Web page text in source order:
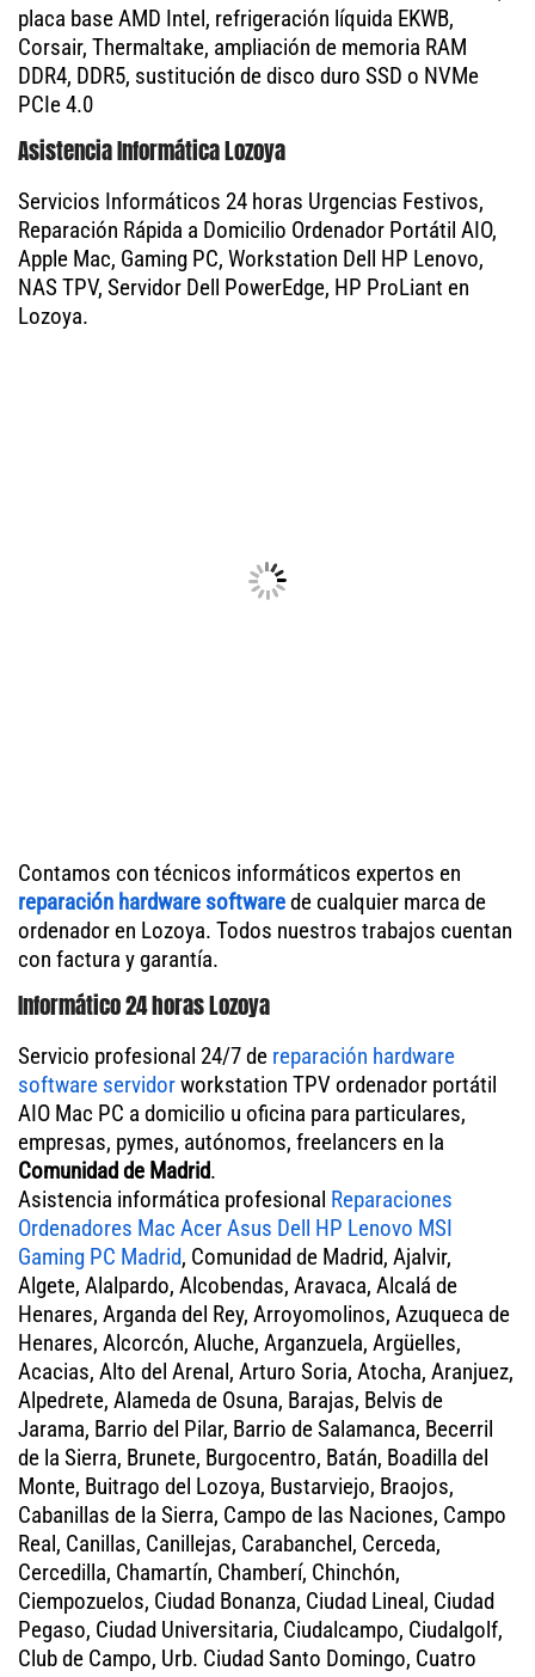
placa base AMD Intel, refrigeración líquida EKWB,
Corsair, Thermaltake, ampliación de memoria RAM
DDR4, DDR5, sustitución de disco duro SSD o NVMe
PCIe 4.0
Asistencia Informática Lozoya
Servicios Informáticos 24 horas Urgencias Festivos,
Reparación Rápida a Domicilio Ordenador Portátil AIO,
Apple Mac, Gaming PC, Workstation Dell HP Lenovo,
NAS TPV, Servidor Dell PowerEdge, HP ProLiant en
Lozoya.
Contamos con técnicos informáticos expertos en
reparación hardware softwarede cualquier marca de
ordenador en Lozoya. Todos nuestros trabajos cuentan
con factura y garantía.
Informático 24 horas Lozoya
Servicio profesional 24/7 de reparación hardware
software servidorworkstation TPV ordenador portátil
AIO Mac PC a domicilio u oficina para particulares,
empresas, pymes, autónomos, freelancers en la
Comunidad de Madrid.
Asistencia informática profesional Reparaciones
Ordenadores Mac Acer Asus Dell HP Lenovo MSI
Gaming PC Madrid, Comunidad de Madrid, Ajalvir,
Algete, Alalpardo, Alcobendas, Aravaca, Alcalá de
Henares, Arganda del Rey, Arroyomolinos, Azuqueca de
Henares, Alcorcón, Aluche, Arganzuela, Argüelles,
Acacias, Alto del Arenal, Arturo Soria, Atocha, Aranjuez,
Alpedrete, Alameda de Osuna, Barajas, Belvis de
Jarama, Barrio del Pilar, Barrio de Salamanca, Becerril
de la Sierra, Brunete, Burgocentro, Batán, Boadilla del
Monte, Buitrago del Lozoya, Bustarviejo, Braojos,
Cabanillas de la Sierra, Campo de las Naciones, Campo
Real, Canillas, Canillejas, Carabanchel, Cerceda,
Cercedilla, Chamartín, Chamberí, Chinchón,
Ciempozuelos, Ciudad Bonanza, Ciudad Lineal, Ciudad
Pegaso, Ciudad Universitaria, Ciudalcampo, Ciudalgolf,
Club de Campo, Urb. Ciudad Santo Domingo, Cuatro